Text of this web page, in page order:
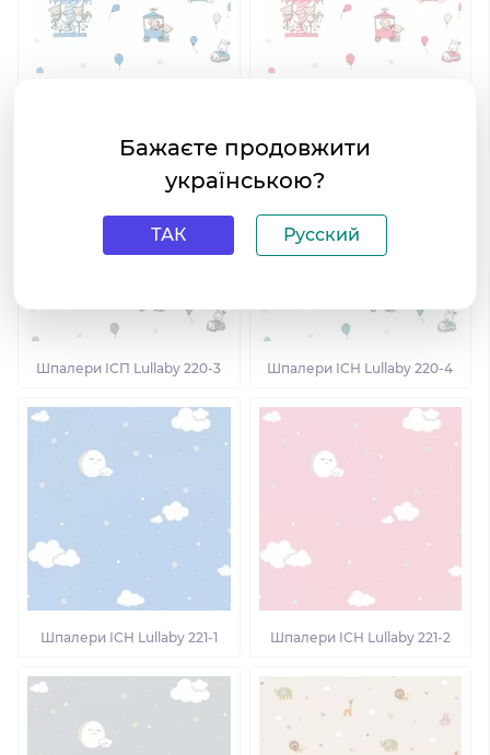
Шпалери ІСП Lullaby 220-3 Шпалери ІСН Lullaby 220-4
Шпалери ІСН Lullaby 221-1 Шпалери ІСН Lullaby 221-2
Бажаєте продовжити
українською?
ТАК Русский